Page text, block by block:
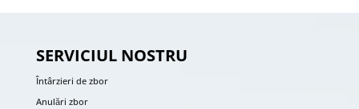
SERVICIUL NOSTRU
Întârzieri de zbor
Anulări zbor